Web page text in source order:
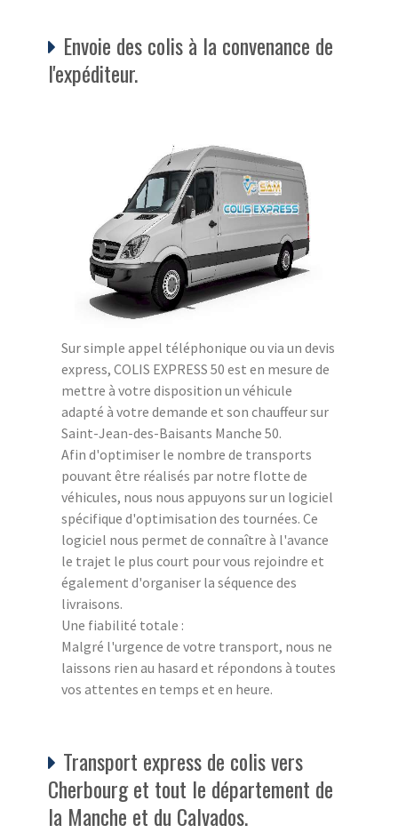
Envoie des colis à la convenance de
l'expéditeur.
Sur simple appel téléphonique ou via un devis
express, COLIS EXPRESS 50 est en mesure de
mettre à votre disposition un véhicule
adapté à votre demande et son chauffeur sur
Saint-Jean-des-Baisants Manche 50.
Afin d'optimiser le nombre de transports
pouvant être réalisés par notre flotte de
véhicules, nous nous appuyons sur un logiciel
spécifique d'optimisation des tournées. Ce
logiciel nous permet de connaître à l'avance
le trajet le plus court pour vous rejoindre et
également d'organiser la séquence des
livraisons.
Une fiabilité totale :
Malgré l'urgence de votre transport, nous ne
laissons rien au hasard et répondons à toutes
vos attentes en temps et en heure.
Transport express de colis vers
Cherbourg et tout le département de
la Manche et du Calvados.